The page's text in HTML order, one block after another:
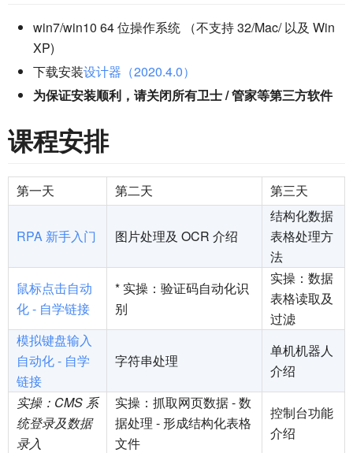
win7/win10 64 位操作系统 （不支持 32/Mac/ 以及 Win
XP)
下载安装设计器（2020.4.0）
为保证安装顺利，请关闭所有卫士 / 管家等第三方软件
课程安排
第一天 第二天 第三天
RPA 新手入门 图片处理及 OCR 介绍
结构化数据
表格处理方
法
鼠标点击自动
化 - 自学链接
* 实操：验证码自动化识
别
实操：数据
表格读取及
过滤
模拟键盘输入
自动化 - 自学
链接
字符串处理
单机机器人
介绍
实操：CMS 系
统登录及数据
录入
实操：抓取网页数据 - 数
据处理 - 形成结构化表格
文件
控制台功能
介绍